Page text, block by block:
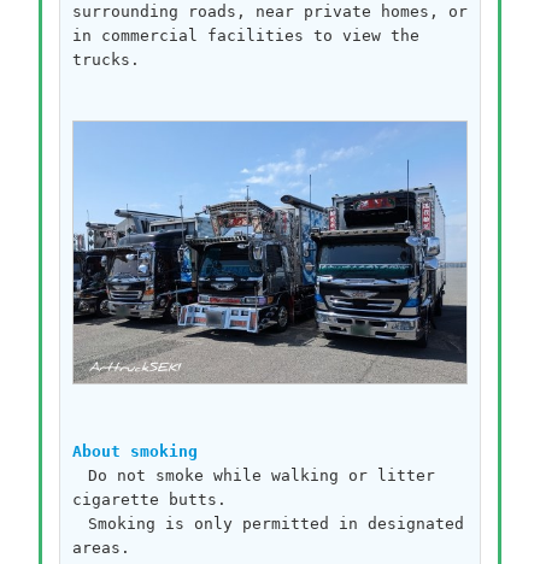
surrounding roads, near private homes, or
in commercial facilities to view the
trucks.
About smoking
Do not smoke while walking or litter
cigarette butts.
Smoking is only permitted in designated
areas.